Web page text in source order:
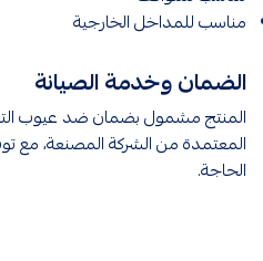
مناسب للمداخل الخارجية
الضمان وخدمة الصيانة
المنتج مشمول بضمان ضد عيوب
المعتمدة من الشركة المصنعة، مع
الحاجة.